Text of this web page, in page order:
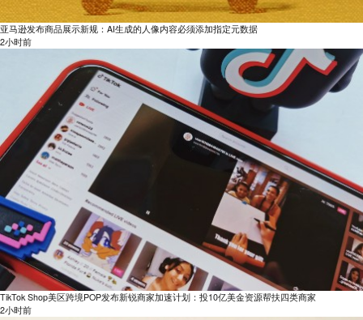
亚马逊发布商品展示新规：AI生成的人像内容必须添加指定元数据
2小时前
TikTok Shop美区跨境POP发布新锐商家加速计划：投10亿美金资源帮扶四类商家
2小时前